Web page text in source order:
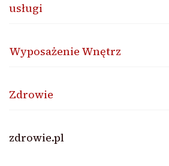
usługi
Wyposażenie Wnętrz
Zdrowie
zdrowie.pl